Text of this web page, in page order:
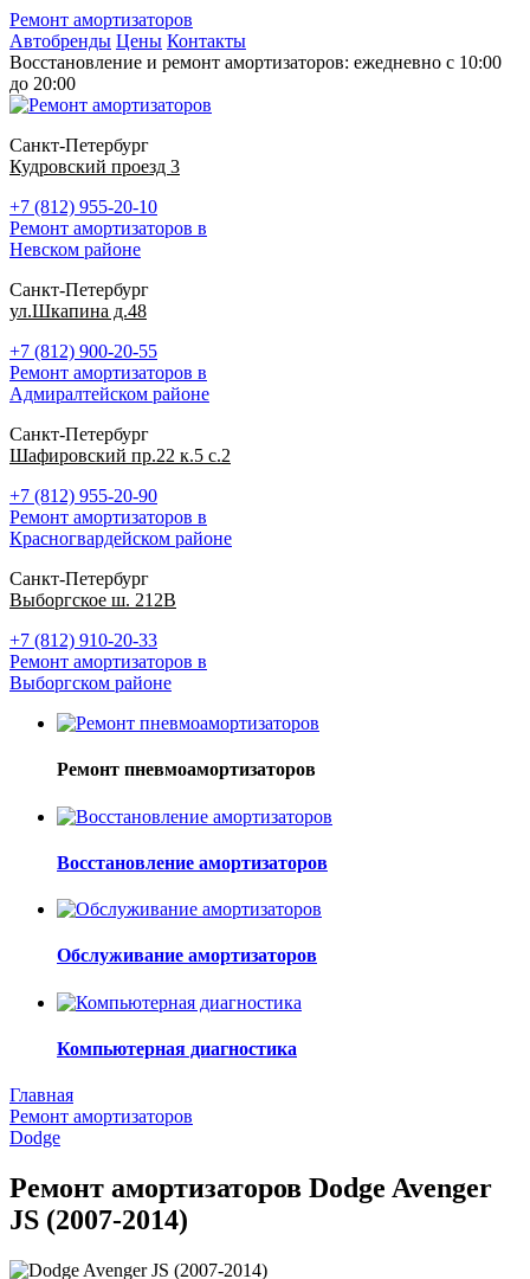
Ремонт амортизаторов
Автобренды Цены Контакты
Восстановление и ремонт амортизаторов: ежедневно с 10:00
до 20:00
Санкт-Петербург
Кудровский проезд 3
+7 (812) 955-20-10
Ремонт амортизаторов в
Невском районе
Санкт-Петербург
ул.Шкапина д.48
+7 (812) 900-20-55
Ремонт амортизаторов в
Адмиралтейском районе
Санкт-Петербург
Шафировский пр.22 к.5 с.2
+7 (812) 955-20-90
Ремонт амортизаторов в
Красногвардейском районе
Санкт-Петербург
Выборгское ш. 212В
+7 (812) 910-20-33
Ремонт амортизаторов в
Выборгском районе
Ремонт пневмоамортизаторов
Восстановление амортизаторов
Обслуживание амортизаторов
Компьютерная диагностика
Главная
Ремонт амортизаторов
Dodge
Ремонт амортизаторов Dodge Avenger
JS (2007-2014)